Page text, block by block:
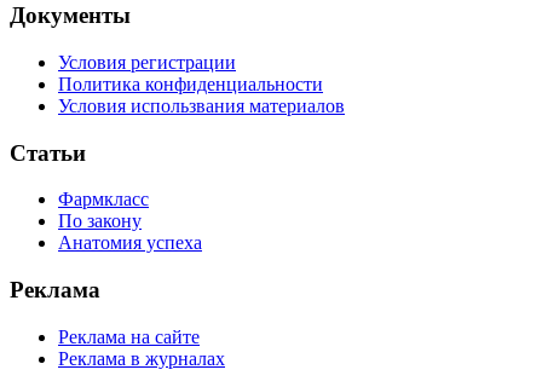
Документы
Условия регистрации
Политика конфиденциальности
Условия использвания материалов
Статьи
Фармкласс
По закону
Анатомия успеха
Реклама
Реклама на сайте
Реклама в журналах